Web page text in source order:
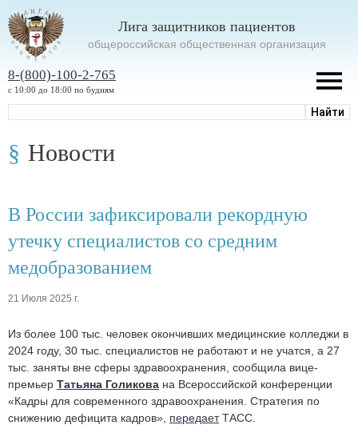
Лига защитников пациентов
oбщероссийская общественная организация
8-(800)-100-2-765
с 10:00 до 18:00 по будням
Новости
В России зафиксировали рекордную
утечку специалистов со средним
медобразованием
21 Июля 2025 г.
Из более 100 тыс. человек окончивших медицинские колледжи в
2024 году, 30 тыс. специалистов не работают и не учатся, а 27
тыс. заняты вне сферы здравоохранения, сообщила вице-
премьер Татьяна Голикова на Всероссийской конференции
«Кадры для современного здравоохранения. Стратегия по
снижению дефицита кадров», передаетТАСС.